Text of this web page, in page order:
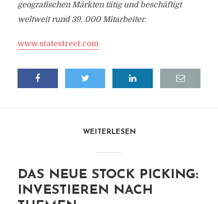
geografischen Märkten tätig und beschäftigt
weltweit rund 39. 000 Mitarbeiter.
www.statestreet.com
WEITERLESEN
DAS NEUE STOCK PICKING:
INVESTIEREN NACH